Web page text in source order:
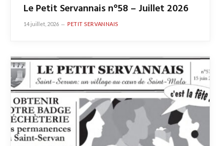
Le Petit Servannais n°58 – Juillet 2026
14 juillet, 2026 PETIT SERVANNAIS